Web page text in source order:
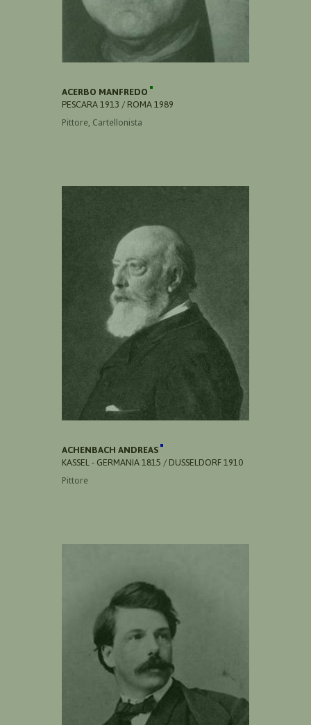
ACERBO MANFREDO
PESCARA 1913 / ROMA 1989
Pittore, Cartellonista
ACHENBACH ANDREAS
KASSEL - GERMANIA 1815 / DUSSELDORF 1910
Pittore